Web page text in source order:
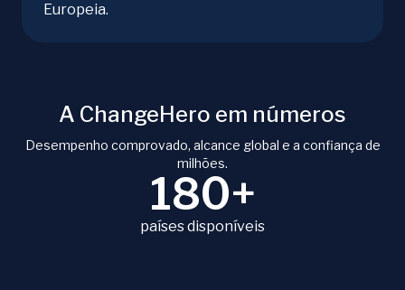
Europeia.
A ChangeHero em números
Desempenho comprovado, alcance global e a confiança de
milhões.
180+
países disponíveis